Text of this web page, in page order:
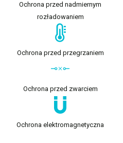
Ochrona przed nadmiernym
rozładowaniem
Ochrona przed przegrzaniem
Ochrona przed zwarciem
Ochrona elektromagnetyczna